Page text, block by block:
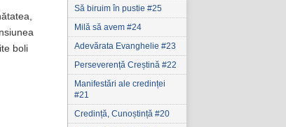
boli
Să biruim în pustie #25
Milă să avem #24
Adevărata Evanghelie #23
Perseverență Creștină #22
Manifestări ale credinței
#21
Credință, Cunoștință #20